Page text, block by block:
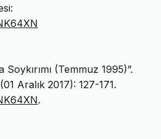
(Temmuz 1995)”.
Aralık 2017): 127-171.
.